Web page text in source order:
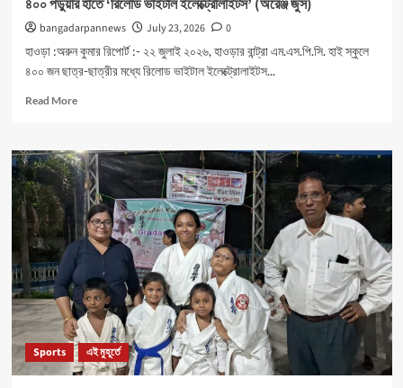
৪০০ পড়ুয়ার হাতে ‘রিলোড ভাইটাল ইলেক্ট্রোলাইটস’ (অরেঞ্জ জুস)
bangadarpannews July 23, 2026
0
হাওড়া :অরুন কুমার রিপোর্ট :- ২২ জুলাই ২০২৬, হাওড়ার বান্ট্রা এম.এস.পি.সি. হাই স্কুলে
৪০০ জন ছাত্র-ছাত্রীর মধ্যে রিলোড ভাইটাল ইলেক্ট্রোলাইটস...
Read MoreRead
৪০০
পড়ুয়ার
হাতে
‘রিলোড
ভাইটাল
ইলেক্ট্রোলাইটস’
(অরেঞ্জ
জুস)
Sports এই মুহূর্তে